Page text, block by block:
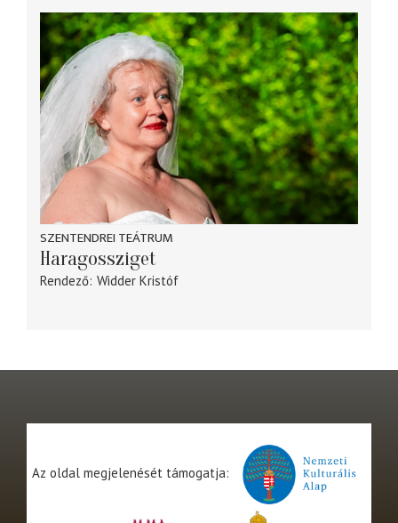
SZENTENDREI TEÁTRUM
Haragossziget
Rendező Widder Kristóf
Az oldal megjelenését támogatja: